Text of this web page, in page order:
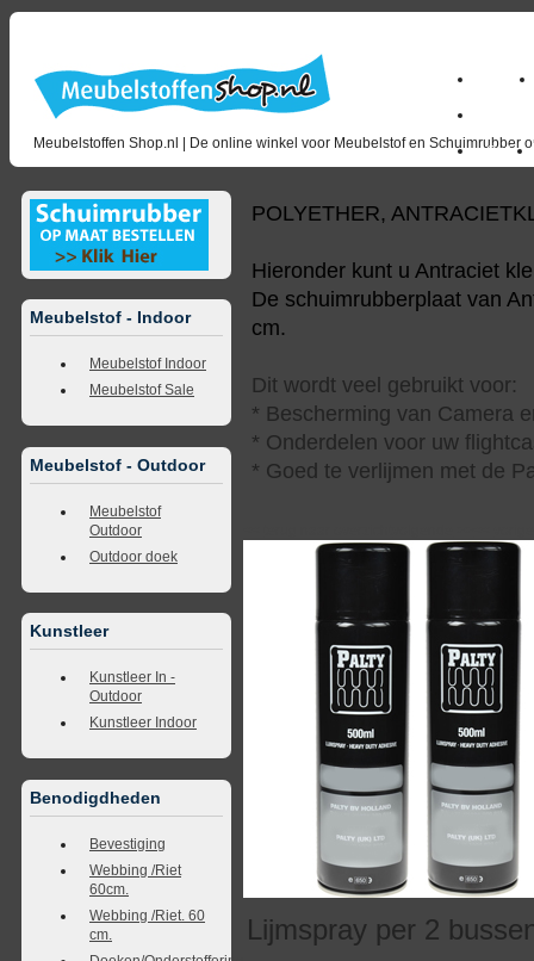
Meubelstoffen Shop.nl | De online winkel voor Meubelstof en Schuimrubber
Home
Outlet
Meubelstof - Indoor
Meubelstof Indoor
Meubelstof Sale
Meubelstof - Outdoor
Meubelstof
Outdoor
Outdoor doek
Kunstleer
Kunstleer In -
Outdoor
Kunstleer Indoor
Benodigdheden
Bevestiging
Webbing /Riet
60cm.
Webbing /Riet. 60
cm.
POLYETHER,
Hieronder kunt u Antraciet
De schuimrubberplaat van
cm.
Dit wordt veel gebruikt voor:
* Bescherming van Camera
* Onderdelen voor uw
* Goed te verlijmen met de
Lijmspray per 2